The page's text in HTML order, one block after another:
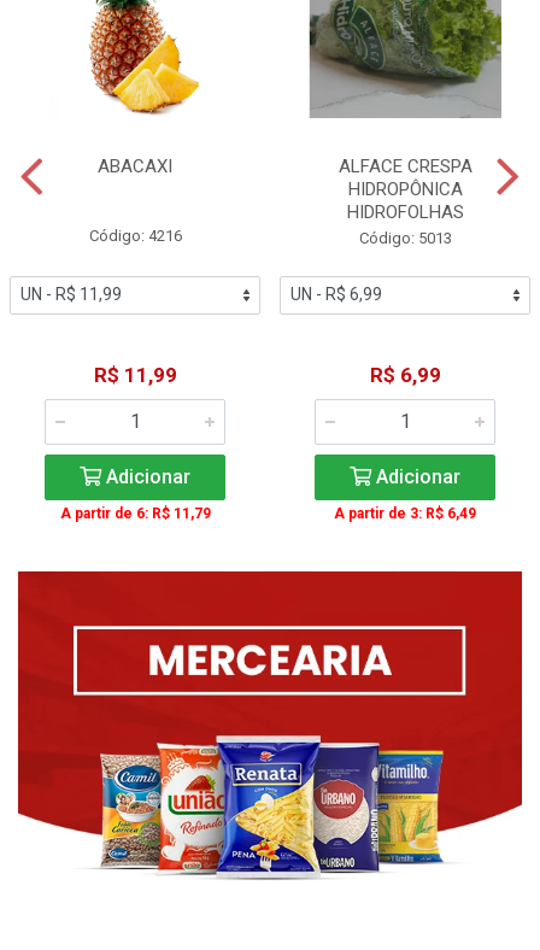
ABACAXI
Código: 4216
R$ 11,99
Adicionar
A partir de 6: R$ 11,79
ALFACE CRESPA
HIDROPÔNICA
HIDROFOLHAS
Código: 5013
R$ 6,99
Adicionar
A partir de 3: R$ 6,49